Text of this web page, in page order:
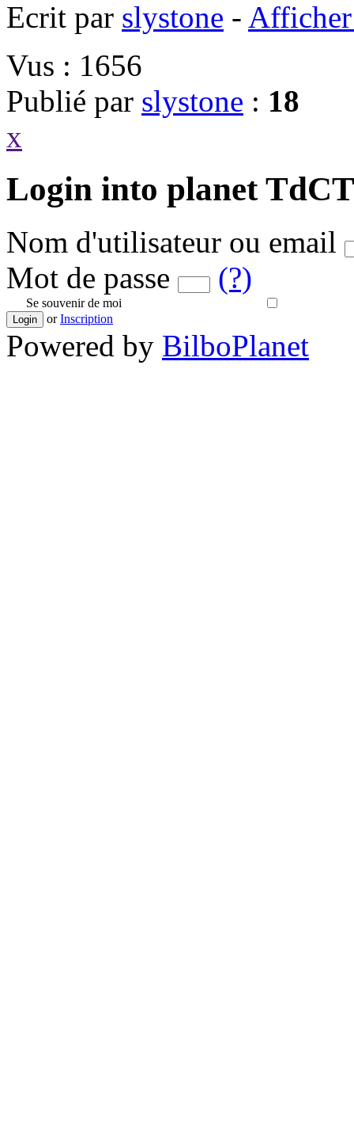
Ecrit par slystone -
Vus : 1656
Publié par slystone : 18
x
Login into planet TdCT
Nom d'utilisateur ou email
Mot de passe
(?)
Se souvenir de moi
Login orInscription
Powered by BilboPlanet